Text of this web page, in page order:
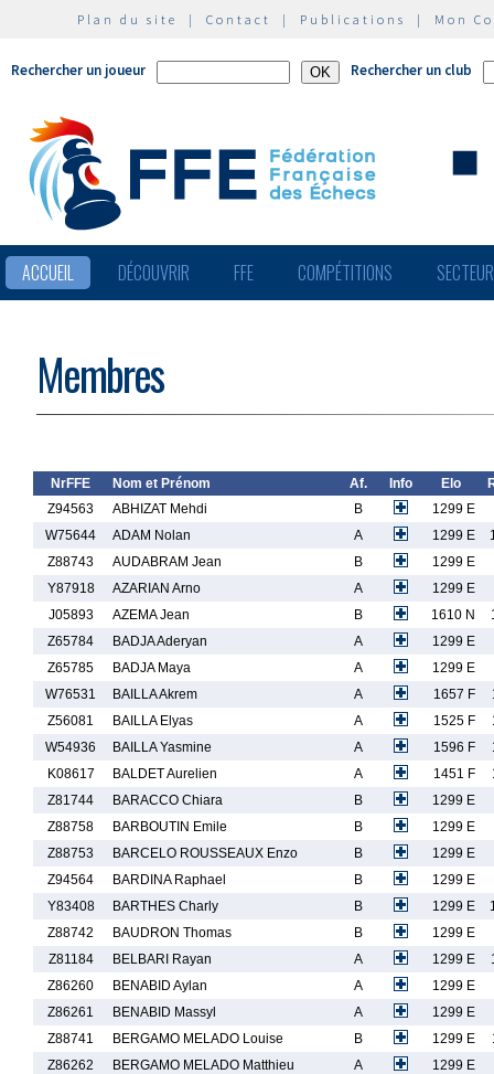
Plan du site | Contact | Publications | Mon
Rechercher un joueur Rechercher un club
ACCUEIL DÉCOUVRIR FFE COMPÉTITIONS
Membres
NrFFE Nom et Prénom Af. Info Elo
Z94563
ABHIZAT Mehdi B
1299 E
W75644
ADAM Nolan A 1299 E
Z88743
AUDABRAM Jean B
1299 E
Y87918
AZARIAN Arno A
1299 E
J05893
AZEMA Jean B 1610 N
Z65784
BADJA Aderyan A
1299 E
Z65785
BADJA Maya A
1299 E
W76531
BAILLA Akrem A 1657 F
Z56081
BAILLA Elyas A 1525 F
W54936
BAILLA Yasmine A 1596 F
K08617
BALDET Aurelien A 1451 F
Z81744
BARACCO Chiara B
1299 E
Z88758
BARBOUTIN Emile B
1299 E
Z88753
BARCELO ROUSSEAUX Enzo B
1299 E
Z94564
BARDINA Raphael B
1299 E
Y83408
BARTHES Charly B 1299 E
Z88742
BAUDRON Thomas B
1299 E
Z81184
BELBARI Rayan A 1299 E
Z86260
BENABID Aylan A
1299 E
Z86261
BENABID Massyl A
1299 E
Z88741
BERGAMO MELADO Louise B 1299 E
Z86262
BERGAMO MELADO Matthieu A
1299 E